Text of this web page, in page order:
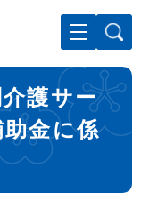
護サー
助金に係